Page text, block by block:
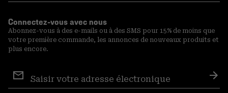
Connectez-vous avec nous
Abonnez-vous à des e-mails ou à des SMS pour 15% de moins que
votre première commande, les annonces de nouveaux produits et
plus encore.
aux
courriels